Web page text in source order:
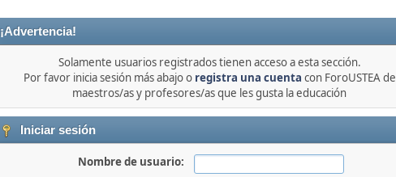
¡Advertencia!
Solamente usuarios registrados tienen acceso a esta sección.
Por favor inicia sesión más abajo o registra una cuenta con ForoUSTEA de
maestros/as y profesores/as que les gusta la educación
Iniciar sesión
Nombre de usuario: